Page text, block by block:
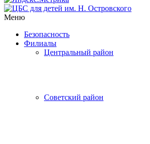
Меню
Безопасность
Филиалы
Центральный район
Советский район